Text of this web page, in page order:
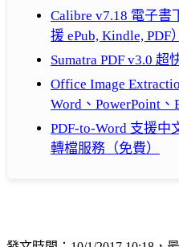
Calibre v7.18 電子書
援 ePub, Kindle, PDF）
Sumatra PDF v3.0 超
Office Image
Word、PowerPoint
PDF-to-Word 支援中
轉檔服務（免費）